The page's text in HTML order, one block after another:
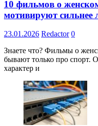
10 фильмов о
мотивируют сильнее
23.01.2026 Redactor 0
Знаете что? Фильмы о
бывают только про спорт.
характер и